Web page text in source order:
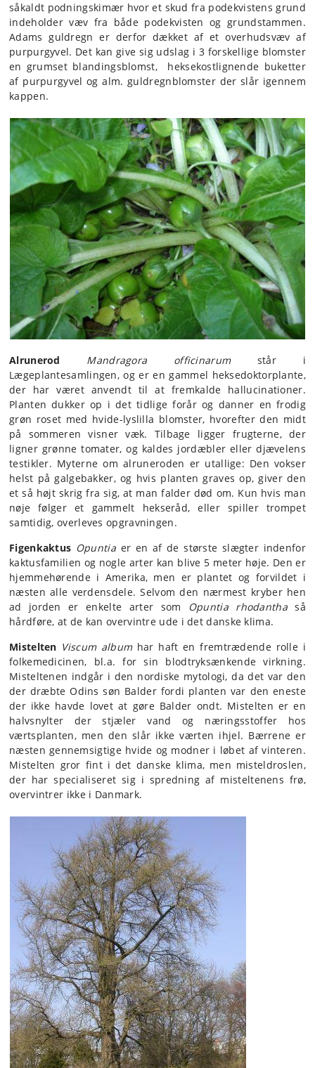
såkaldt podningskimær hvor et skud fra podekvistens grund
indeholder væv fra både podekvisten og grundstammen.
Adams guldregn er derfor dækket af et overhudsvæv af
purpurgyvel. Det kan give sig udslag i 3 forskellige blomster
en grumset blandingsblomst, heksekostlignende buketter
af purpurgyvel og alm. guldregnblomster der slår igennem
kappen.
Alrunerod Mandragora officinarum står i
Lægeplantesamlingen, og er en gammel heksedoktorplante,
der har været anvendt til at fremkalde hallucinationer.
Planten dukker op i det tidlige forår og danner en frodig
grøn roset med hvide-lyslilla blomster, hvorefter den midt
på sommeren visner væk. Tilbage ligger frugterne, der
ligner grønne tomater, og kaldes jordæbler eller djævelens
testikler. Myterne om alruneroden er utallige: Den vokser
helst på galgebakker, og hvis planten graves op, giver den
et så højt skrig fra sig, at man falder død om. Kun hvis man
nøje følger et gammelt hekseråd, eller spiller trompet
samtidig, overleves opgravningen.
Figenkaktus Opuntia er en af de største slægter indenfor
kaktusfamilien og nogle arter kan blive 5 meter høje. Den er
hjemmehørende i Amerika, men er plantet og forvildet i
næsten alle verdensdele. Selvom den nærmest kryber hen
ad jorden er enkelte arter som
Opuntia rhodanthaså
hårdføre, at de kan overvintre ude i det danske klima.
Mistelten Viscum albumhar haft en fremtrædende rolle i
folkemedicinen, bl.a. for sin blodtryksænkende virkning.
Misteltenen indgår i den nordiske mytologi, da det var den
der dræbte Odins søn Balder fordi planten var den eneste
der ikke havde lovet at gøre Balder ondt. Mistelten er en
halvsnylter der stjæler vand og næringsstoffer hos
værtsplanten, men den slår ikke værten ihjel. Bærrene er
næsten gennemsigtige hvide og modner i løbet af vinteren.
Mistelten gror fint i det danske klima, men misteldroslen,
der har specialiseret sig i spredning af misteltenens frø,
overvintrer ikke i Danmark.